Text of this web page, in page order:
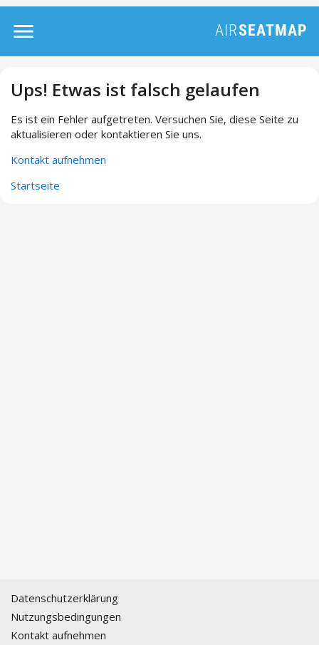
Ups! Etwas ist falsch gelaufen
Es ist ein Fehler aufgetreten. Versuchen Sie, diese Seite zu
aktualisieren oder kontaktieren Sie uns.
Kontakt aufnehmen
Startseite
Datenschutzerklärung
Nutzungsbedingungen
Kontakt aufnehmen